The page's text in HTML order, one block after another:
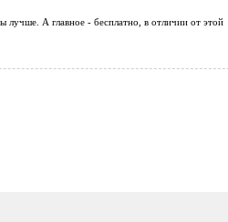
лучше. А главное - бесплатно, в отличии от этой